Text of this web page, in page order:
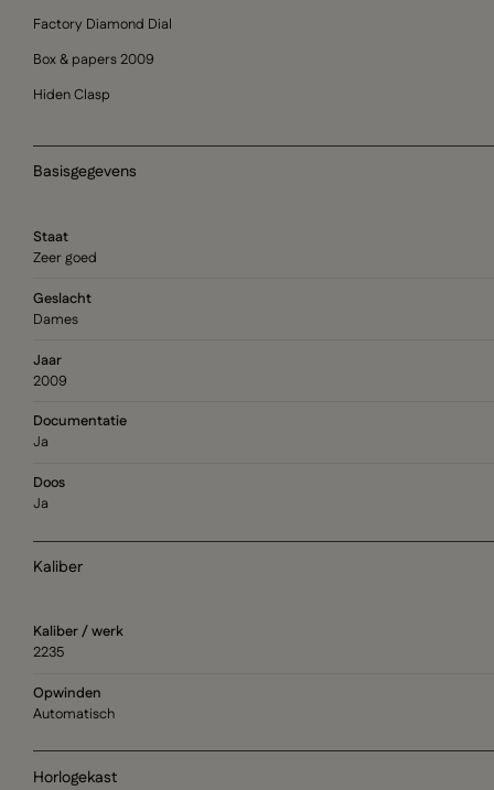
Factory Diamond Dial
Box & papers 2009
Hiden Clasp
Basisgegevens
Staat
Zeer goed
Geslacht
Dames
Jaar
2009
Documentatie
Ja
Doos
Ja
Kaliber
Kaliber / werk
2235
Opwinden
Automatisch
Horlogekast